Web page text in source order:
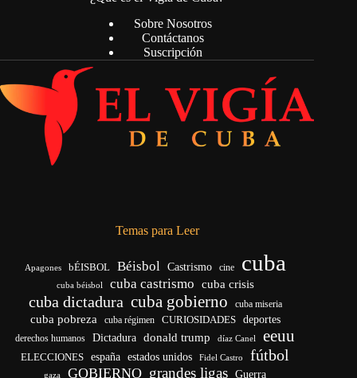
Sobre Nosotros
Contáctanos
Suscripción
Temas para Leer
Apagones bÉISBOL Béisbol Castrismo cine cuba
cuba béisbol cuba castrismo cuba crisis
cuba dictadura cuba gobierno cuba miseria
cuba pobreza cuba régimen CURIOSIDADES deportes
derechos humanos Dictadura donald trump díaz Canel eeuu
ELECCIONES españa estados unidos Fidel Castro fútbol
gaza GOBIERNO grandes ligas Guerra